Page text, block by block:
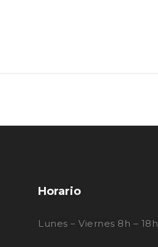
Horario
Lunes – Viernes 8h – 18h